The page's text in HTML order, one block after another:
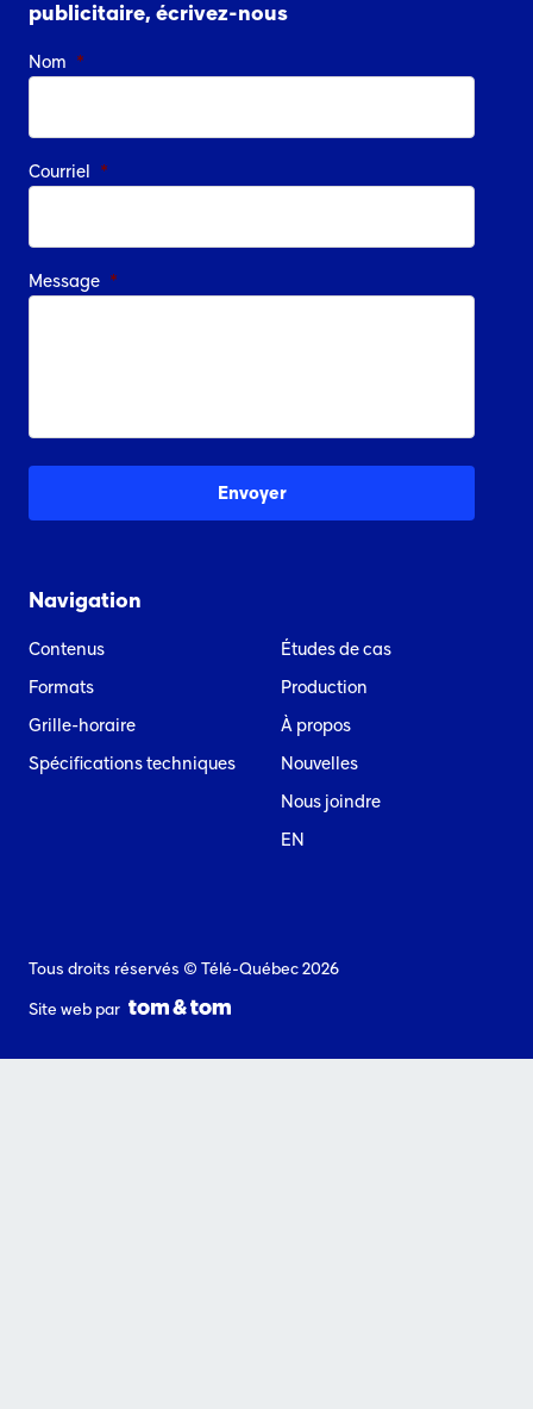
publicitaire, écrivez-nous
Nom *
Courriel *
Message *
Navigation
Contenus
Formats
Grille-horaire
Spécifications techniques
Études de cas
Production
À propos
Nouvelles
Nous joindre
EN
Tous droits réservés © Télé-Québec 2026
Site web par